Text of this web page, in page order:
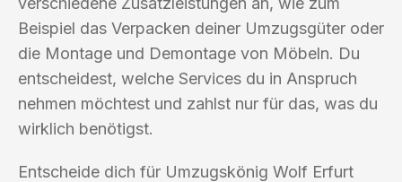
Beispiel das Verpacken deiner Umzugsgüter oder
die Montage und Demontage von Möbeln. Du
entscheidest, welche Services du in Anspruch
nehmen möchtest und zahlst nur für das, was du
wirklich benötigst.
Entscheide dich für Umzugskönig Wolf Erfurt